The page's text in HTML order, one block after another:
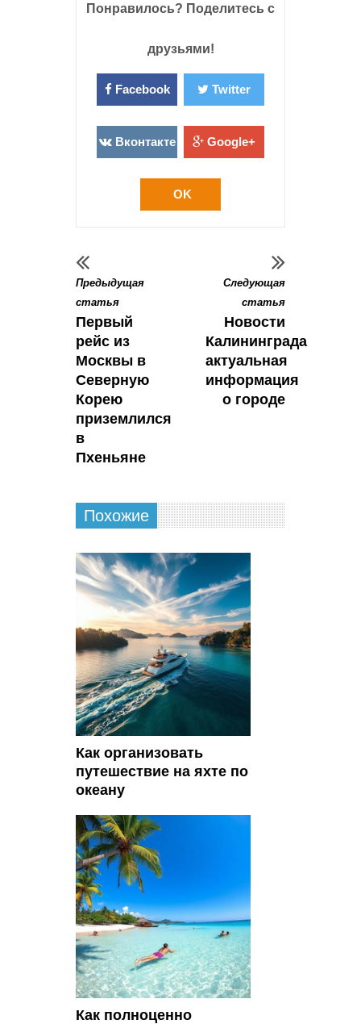
Понравилось? Поделитесь с
друзьями!
Facebook Twitter
Вконтакте Google+
OK
Предыдущая
статья
Первый
рейс из
Москвы в
Северную
Корею
приземлился
в
Пхеньяне
Следующая
статья
Новости
Калининграда
актуальная
информация
о городе
Похожие
Как организовать
путешествие на яхте по
океану
Как полноценно